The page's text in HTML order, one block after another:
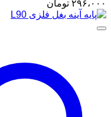
۲۹۶،۰۰۰ تومان